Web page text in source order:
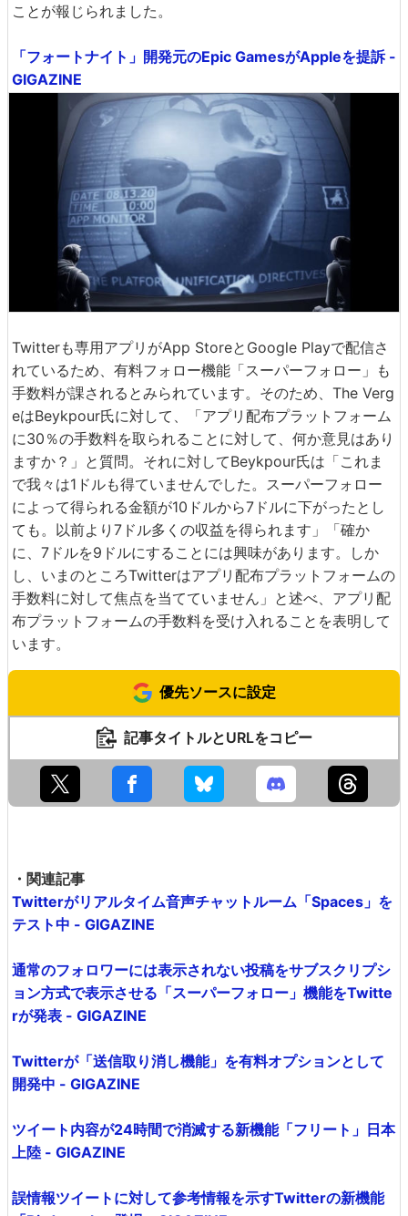
ことが報じられました。
「フォートナイト」開発元のEpic GamesがAppleを提訴 -
GIGAZINE
Twitterも専用アプリがApp StoreとGoogle Playで配信さ
れているため、有料フォロー機能「スーパーフォロー」も
手数料が課されるとみられています。そのため、The Verg
eはBeykpour氏に対して、「アプリ配布プラットフォーム
に30％の手数料を取られることに対して、何か意見はあり
ますか？」と質問。それに対してBeykpour氏は「これま
で我々は1ドルも得ていませんでした。スーパーフォロー
によって得られる金額が10ドルから7ドルに下がったとし
ても。以前より7ドル多くの収益を得られます」「確か
に、7ドルを9ドルにすることには興味があります。しか
し、いまのところTwitterはアプリ配布プラットフォームの
手数料に対して焦点を当てていません」と述べ、アプリ配
布プラットフォームの手数料を受け入れることを表明して
います。
優先ソースに設定
記事タイトルとURLをコピー
・関連記事
Twitterがリアルタイム音声チャットルーム「Spaces」を
テスト中 - GIGAZINE
通常のフォロワーには表示されない投稿をサブスクリプシ
ョン方式で表示させる「スーパーフォロー」機能をTwitte
rが発表 - GIGAZINE
Twitterが「送信取り消し機能」を有料オプションとして
開発中 - GIGAZINE
ツイート内容が24時間で消滅する新機能「フリート」日本
上陸 - GIGAZINE
誤情報ツイートに対して参考情報を示すTwitterの新機能